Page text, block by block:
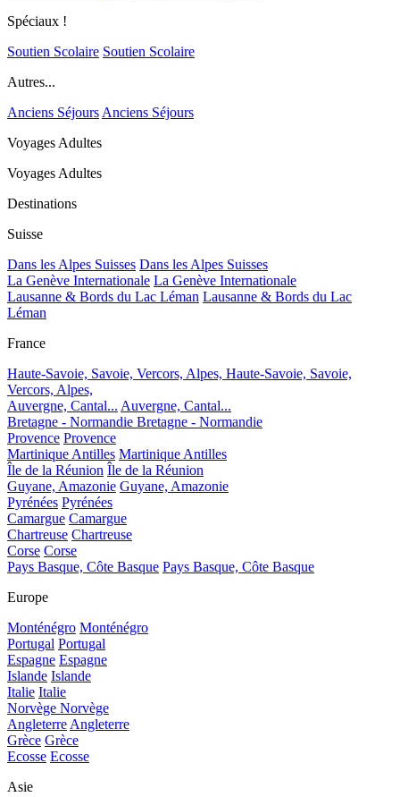
Spéciaux !
Soutien Scolaire Soutien Scolaire
Autres...
Anciens SéjoursAnciens Séjours
Voyages Adultes
Voyages Adultes
Destinations
Suisse
Dans les Alpes Suisses Dans les Alpes Suisses
La Genève Internationale La Genève Internationale
Lausanne & Bords du Lac Léman Lausanne & Bords du Lac
Léman
France
Haute-Savoie, Savoie, Vercors, Alpes, Haute-Savoie, Savoie,
Vercors, Alpes,
Auvergne, Cantal... Auvergne, Cantal...
Bretagne - Normandie Bretagne - Normandie
Provence Provence
Martinique Antilles Martinique Antilles
Île de la Réunion Île de la Réunion
Guyane, Amazonie Guyane, Amazonie
Pyrénées Pyrénées
Camargue Camargue
Chartreuse Chartreuse
Corse Corse
Pays Basque, Côte Basque Pays Basque, Côte Basque
Europe
Monténégro Monténégro
Portugal Portugal
Espagne Espagne
Islande Islande
Italie Italie
Norvège Norvège
AngleterreAngleterre
Grèce Grèce
Ecosse Ecosse
Asie